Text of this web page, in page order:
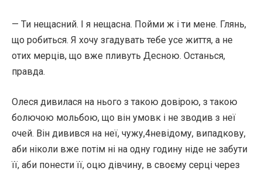
— Ти нещасний. І я нещасна. Пойми ж і ти мене. Глянь,
що робиться. Я хочу згадувать тебе усе життя, а не
отих мерців, що вже пливуть Десною. Останься,
правда.
Олеся дивилася на нього з такою довірою, з такою
болючою мольбою, що він умовк і не зводив з неї
очей. Він дивився на неї, чужу,4невідому, випадкову,
аби ніколи вже потім ні на одну годину ніде не забути
її, аби понести її, оцю дівчину, в своєму серці через